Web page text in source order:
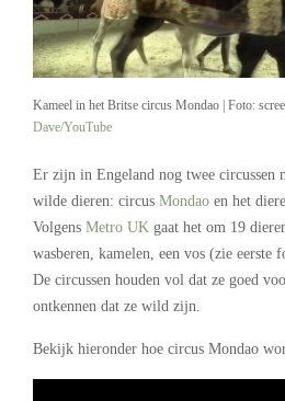
Kameel in het Britse circus Mondao | Foto:
Dave/YouTube
Er zijn in Engeland nog twee circussen
wilde dieren: circus Mondao en het
Volgens Metro UK gaat het om 19
wasberen, kamelen, een vos (zie eerste
De circussen houden vol dat ze goed
ontkennen dat ze wild zijn.
Bekijk hieronder hoe circus Mondao